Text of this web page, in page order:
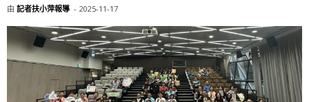
由 記者扶小萍報導 - 2025-11-17